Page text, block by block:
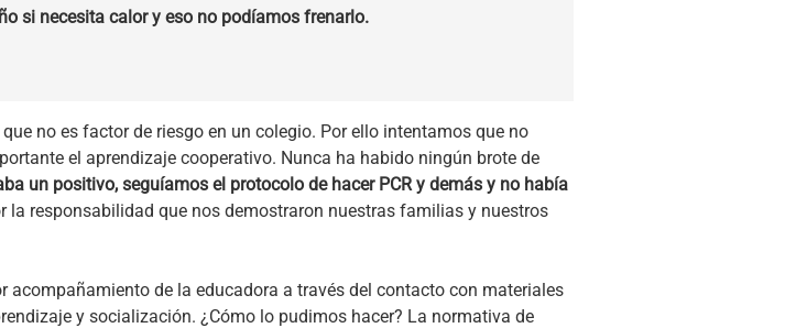
si necesita calor y eso no podíamos frenarlo.
no es factor de riesgo en un colegio. Por ello intentamos que no
el aprendizaje cooperativo. Nunca ha habido ningún brote de
un positivo, seguíamos el protocolo de hacer PCR y demás y no había
la responsabilidad que nos demostraron nuestras familias y nuestros
de la educadora a través del contacto con materiales
y socialización. ¿Cómo lo pudimos hacer? La normativa de